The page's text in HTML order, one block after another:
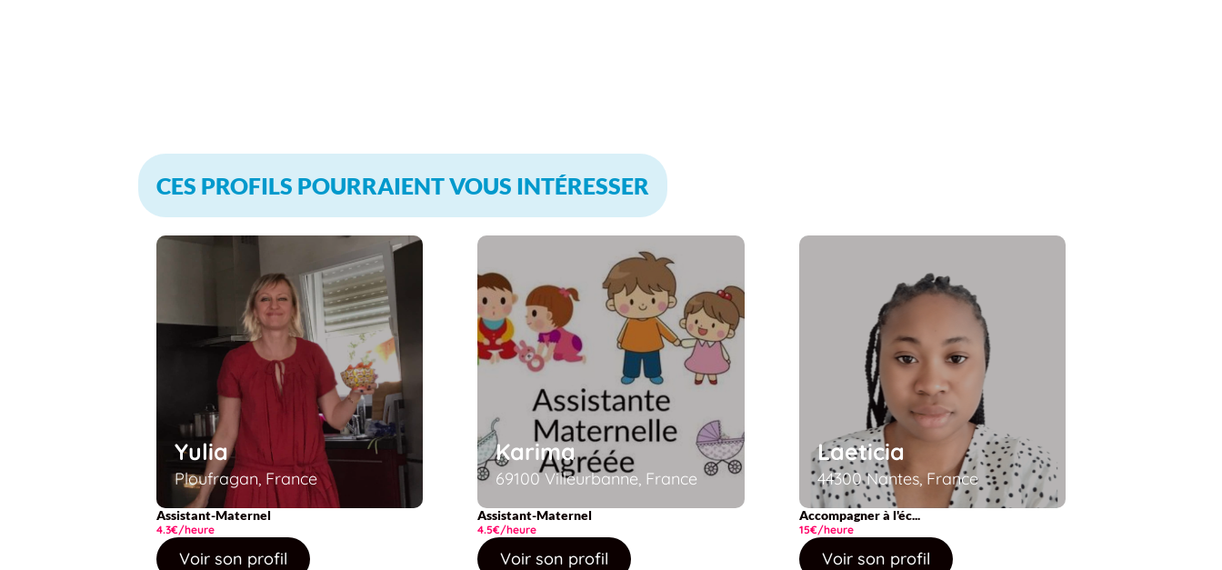
CES PROFILS POURRAIENT VOUS INTÉRESSER
Yulia
Ploufragan, France
Assistant-Maternel
4.3€/heure
Voir son profil
Karima
69100 Villeurbanne, France
Assistant-Maternel
4.5€/heure
Voir son profil
Laeticia
44300 Nantes, France
Accompagner à l'éc...
15€/heure
Voir son profil